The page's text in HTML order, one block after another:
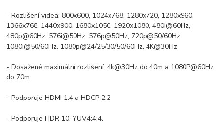
- Rozlišení videa: 800x600, 1024x768, 1280x720, 1280x960,
1366x768, 1440x900, 1680x1050, 1920x1080, 480i@60Hz,
480p@60Hz, 576i@50Hz, 576p@50Hz, 720p@50/60Hz,
1080i@50/60Hz, 1080p@24/25/30/50/60Hz, 4K@30Hz
- Dosažené maximální rozlišení: 4k@30Hz do 40m a 1080P@60Hz
do 70m
- Podporuje HDMI 1.4 a HDCP 2.2
- Podporuje HDR 10, YUV4:4:4.